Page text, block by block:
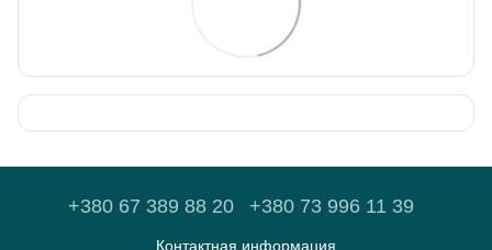
+380 67 389 88 20 +380 73 996 11 39
Контактная информация